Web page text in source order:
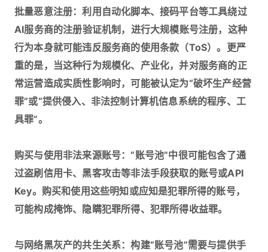
批量恶意注册：利用自动化脚本、接码平台等工具绕过
AI服务商的注册验证机制，进行大规模账号注册，这种
行为本身就可能违反服务商的使用条款（ToS）。更严
重的是，当这种行为规模化、产业化，并对服务商的正
常运营造成实质性影响时，可能被认定为“破坏生产经营
罪”或“提供侵入、非法控制计算机信息系统的程序、工
具罪”。
购买与使用非法来源账号：“账号池”中很可能包含了通
过盗刷信用卡、黑客攻击等非法手段获取的账号或API
Key。购买和使用这些明知或应知是犯罪所得的账号，
可能构成掩饰、隐瞒犯罪所得、犯罪所得收益罪。
与网络黑灰产的共生关系：构建“账号池”需要与提供手